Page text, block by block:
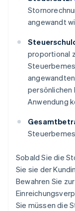
angewandt
proportional
persönlichen
Anwendung
Sobald Sie die
Sie sie der
Bewahren Sie
Sie müssen die